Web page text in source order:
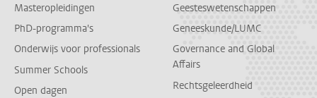
Masteropleidingen
PhD-programma's
Onderwijs voor professionals
Summer Schools
Open dagen
Geesteswetenschappen
Geneeskunde/LUMC
Governance and Global
Affairs
Rechtsgeleerdheid